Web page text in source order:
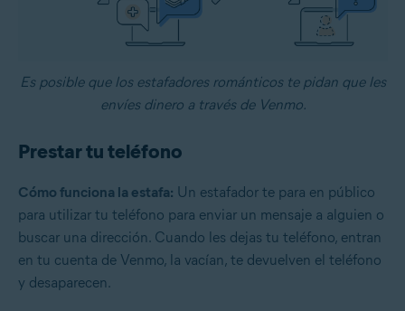
Es posible que los estafadores románticos te pidan que les
envíes dinero a través de Venmo.
Prestar tu teléfono
Cómo funciona la estafa: Un estafador te para en público
para utilizar tu teléfono para enviar un mensaje a alguien o
buscar una dirección. Cuando les dejas tu teléfono, entran
en tu cuenta de Venmo, la vacían, te devuelven el teléfono
y desaparecen.